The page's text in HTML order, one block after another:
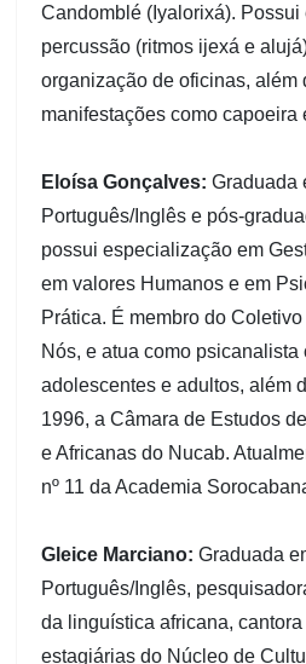
Candomblé (Iyalorixá).
percussão (ritmos ijexá e
organização de oficinas, além
manifestações como capoeira
Eloísa Gonçalves:Graduada
Português/Inglês e pós-
possui especialização em
em valores Humanos e em
Prática. É membro do
Nós, e atua como
adolescentes e adultos, além
1996, a Câmara de Estudos
e Africanas do Nucab.
nº 11 da Academia
Gleice Marciano:Graduada
Português/Inglês,
da linguística africana,
estagiárias do Núcleo de